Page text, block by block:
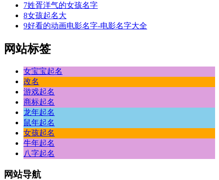
7姓胥洋气的女孩名字
8女孩起名大
9好看的动画电影名字-电影名字大全
网站标签
女宝宝起名
改名
游戏起名
商标起名
龙年起名
鼠年起名
女孩起名
牛年起名
八字起名
网站导航